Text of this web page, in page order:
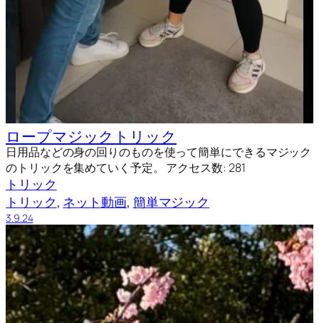
ロープマジックトリック
日用品などの身の回りのものを使って簡単にできるマジック
のトリックを集めていく予定。 アクセス数: 281
トリック
トリック, ネット動画, 簡単マジック
3.9.24